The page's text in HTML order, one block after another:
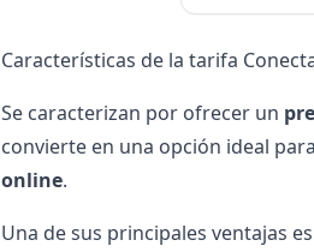
Características de la tarifa
Se caracterizan por ofrecer un
convierte en una opción ideal
online.
Una de sus principales ventajas